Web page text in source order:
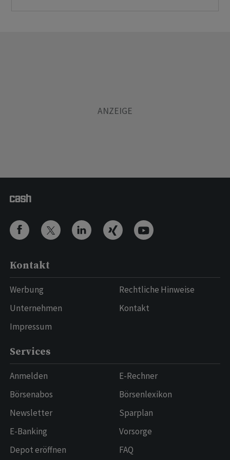
Kontakt
Werbung
Unternehmen
Impressum
Rechtliche Hinweise
Kontakt
Services
Anmelden
Börsenabos
Newsletter
E-Banking
Depot eröffnen
E-Rechner
Börsenlexikon
Sparplan
Vorsorge
FAQ